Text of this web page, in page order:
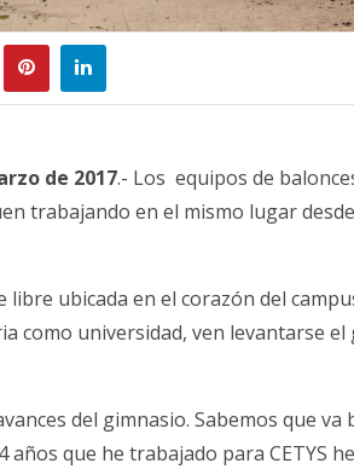
de 2017.- Los equipos de
trabajando en el mismo lugar
libre ubicada en el corazón del
como universidad, ven levantarse
del gimnasio. Sabemos que
que he trabajado para CETYS